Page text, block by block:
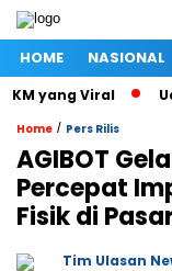
HOME NASIONAL
Viral
Home / Pers Rilis
AGIBOT
Percepat
Fisik di
Tim Ulasan